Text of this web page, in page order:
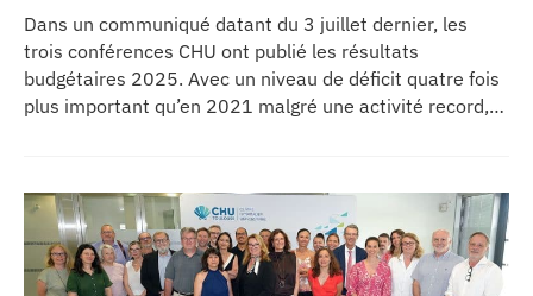
Dans un communiqué datant du 3 juillet dernier, les
trois conférences CHU ont publié les résultats
budgétaires 2025. Avec un niveau de déficit quatre fois
plus important qu’en 2021 malgré une activité record,